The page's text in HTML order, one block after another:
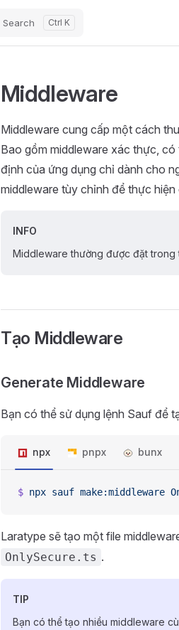
Search
Middleware
Middleware cung cấp một cách
Bao gồm middleware xác thực,
định của ứng dụng chỉ dành cho
middleware tùy chỉnh để thực
INFO
Middleware thường được đặt trong
Tạo Middleware
Generate Middleware
Bạn có thể sử dụng lệnh Sauf để
npx pnpx bunx
$ npx sauf make:middleware
Laratype sẽ tạo một file
OnlySecure.ts .
TIP
Bạn có thể tạo nhiều middleware